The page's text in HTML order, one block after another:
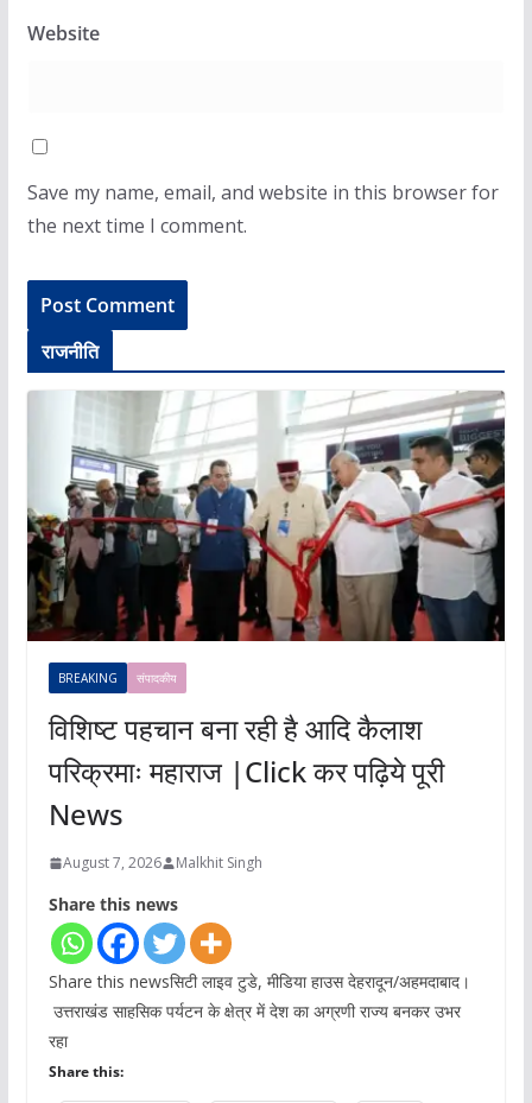
Website
Save my name, email, and website in this browser for
the next time I comment.
राजनीति
BREAKING संपादकीय
विशिष्ट पहचान बना रही है आदि कैलाश
परिक्रमाः महाराज |Click कर पढ़िये पूरी
News
August 7, 2026 Malkhit Singh
Share this news
Share this newsसिटी लाइव टुडे, मीडिया हाउस देहरादून/अहमदाबाद।
उत्तराखंड साहसिक पर्यटन के क्षेत्र में देश का अग्रणी राज्य बनकर उभर
रहा
Share this: